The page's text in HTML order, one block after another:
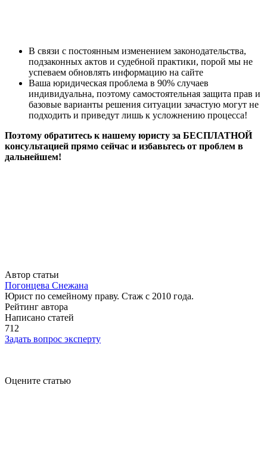
В связи с постоянным изменением законодательства,
подзаконных актов и судебной практики, порой мы не
успеваем обновлять информацию на сайте
Ваша юридическая проблема в 90% случаев
индивидуальна, поэтому самостоятельная защита прав и
базовые варианты решения ситуации зачастую могут не
подходить и приведут лишь к усложнению процесса!
Поэтому обратитесь к нашему юристу за БЕСПЛАТНОЙ
консультацией прямо сейчас и избавьтесь от проблем в
дальнейшем!
Автор статьи
Погонцева Снежана
Юрист по семейному праву. Стаж с 2010 года.
Рейтинг автора
Написано статей
712
Задать вопрос эксперту
Оцените статью